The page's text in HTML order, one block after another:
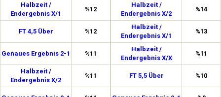
Halbzeit /
Endergebnis X/1
%12
FT 4,5 Über %12
Genaues Ergebnis 2-1 %11
Halbzeit /
Endergebnis X/2
%11
Halbzeit /
Endergebnis X/2
%14
Halbzeit /
Endergebnis X/1
%13
Halbzeit /
Endergebnis X/X
%11
FT 5,5 Über %10